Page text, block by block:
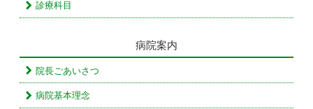
診療科目
病院案内
院長ごあいさつ
病院基本理念